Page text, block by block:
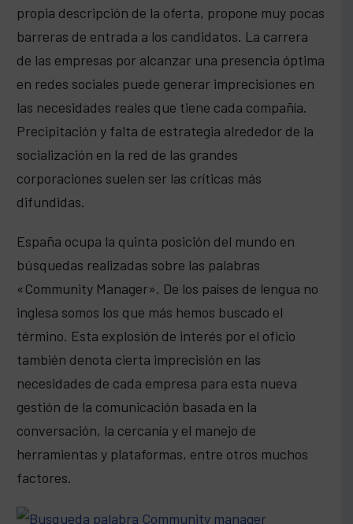
propia descripción de la oferta, propone muy pocas
barreras de entrada a los candidatos. La carrera
de las empresas por alcanzar una presencia óptima
en redes sociales puede generar imprecisiones en
las necesidades reales que tiene cada compañía.
Precipitación y falta de estrategia alrededor de la
socialización en la red de las grandes
corporaciones suelen ser las críticas más
difundidas.
España ocupa la quinta posición del mundo en
búsquedas realizadas sobre las palabras
«Community Manager». De los países de lengua no
inglesa somos los que más hemos buscado el
término. Esta explosión de interés por el oficio
también denota cierta imprecisión en las
necesidades de cada empresa para esta nueva
gestión de la comunicación basada en la
conversación, la cercanía y el manejo de
herramientas y plataformas, entre otros muchos
factores.